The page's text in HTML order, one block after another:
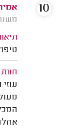
משוב: 27/12/
10